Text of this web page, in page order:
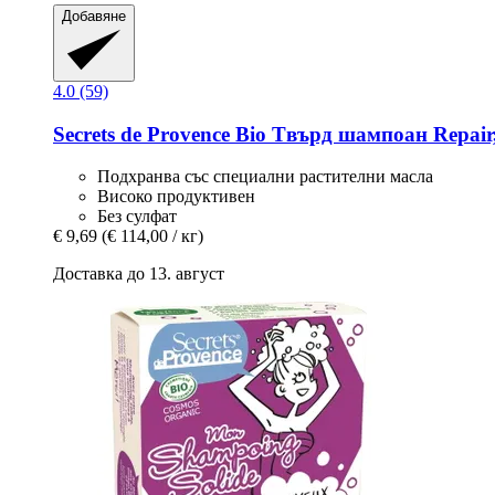
Добавяне
4.0 (59)
Secrets de Provence Bio Tвърд шампоан
Подхранва със специални растителни масла
Високо продуктивен
Без сулфат
€ 9,69 (€ 114,00 / кг)
Доставка до 13. август